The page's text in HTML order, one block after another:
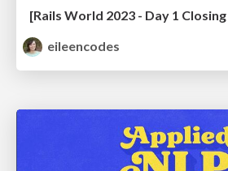
eileencodes